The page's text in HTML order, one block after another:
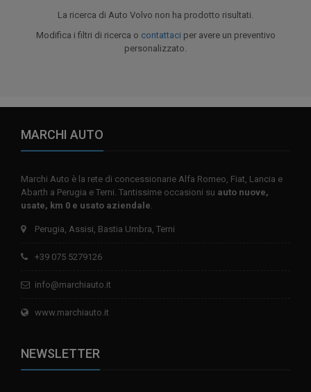
La ricerca di Auto Volvo non ha prodotto risultati.
Modifica i filtri di ricerca o contattaci per avere un preventivo
personalizzato.
MARCHI AUTO
Marchi Auto è la rete di concessionarie Alfa Romeo, Fiat, Lancia e
Abarth a Perugia e Terni. Tantissime occasioni su auto nuove,
usate, km 0 e usato aziendale.
Perugia, Assisi, Bastia Umbra, Terni
+39 075 5279126
info@marchiauto.it
www.marchiauto.it
NEWSLETTER